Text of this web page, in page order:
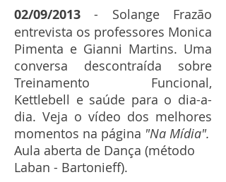
02/09/2013 - Solange Frazão
entrevista os professores Monica
Pimenta e Gianni Martins. Uma
conversa descontraída sobre
Treinamento Funcional,
Kettlebell e saúde para o dia-a-
dia. Veja o vídeo dos melhores
momentos na página "Na Mídia".
Aula aberta de Dança (método
Laban - Bartonieff).